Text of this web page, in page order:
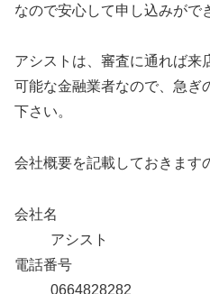
なので安心して申し込みがで
アシストは、審査に通れば来
可能な金融業者なので、急ぎ
下さい。
会社概要を記載しておきます
会社名
アシスト
電話番号
0664828282